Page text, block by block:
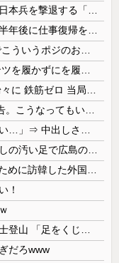
！
だろwww